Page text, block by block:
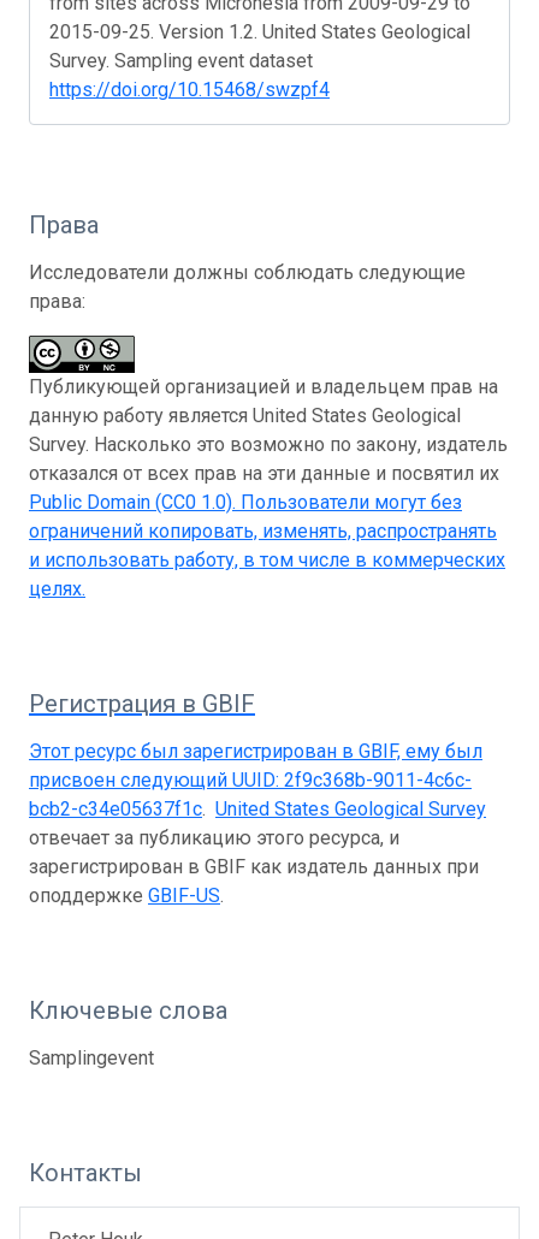
2015-09-25. Version 1.2. United States Geological
Survey. Sampling event dataset
https://doi.org/10.15468/swzpf4
Права
Исследователи должны соблюдать следующие
права:
Публикующей организацией и владельцем прав на
данную работу является United States Geological
Survey. Насколько это возможно по закону, издатель
отказался от всех прав на эти данные и посвятил их
Public Domain (CC0 1.0). Пользователи могут без
ограничений копировать, изменять, распространять
и использовать работу, в том числе в коммерческих
целях.
Регистрация в GBIF
Этот ресурс был зарегистрирован в GBIF, ему был
присвоен следующий UUID: 2f9c368b-9011-4c6c-
bcb2-c34e05637f1c. United States Geological Survey
отвечает за публикацию этого ресурса, и
зарегистрирован в GBIF как издатель данных при
оподдержке GBIF-US.
Ключевые слова
Samplingevent
Контакты